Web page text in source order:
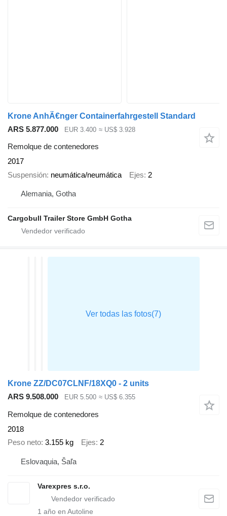
Krone AnhÃ€nger Containerfahrgestell Standard
ARS 5.877.000
EUR 3.400 ≈ US$ 3.928
Remolque de contenedores
2017
Suspensión neumática/neumática Ejes 2
Alemania, Gotha
Cargobull Trailer Store GmbH Gotha
Krone ZZ/DC07CLNF/18XQ0 - 2 units
ARS 9.508.000
EUR 5.500 ≈ US$ 6.355
Remolque de contenedores
2018
Peso neto 3.155 kg Ejes 2
Eslovaquia, Šaľa
Varexpres s.r.o.
1 año en Autoline